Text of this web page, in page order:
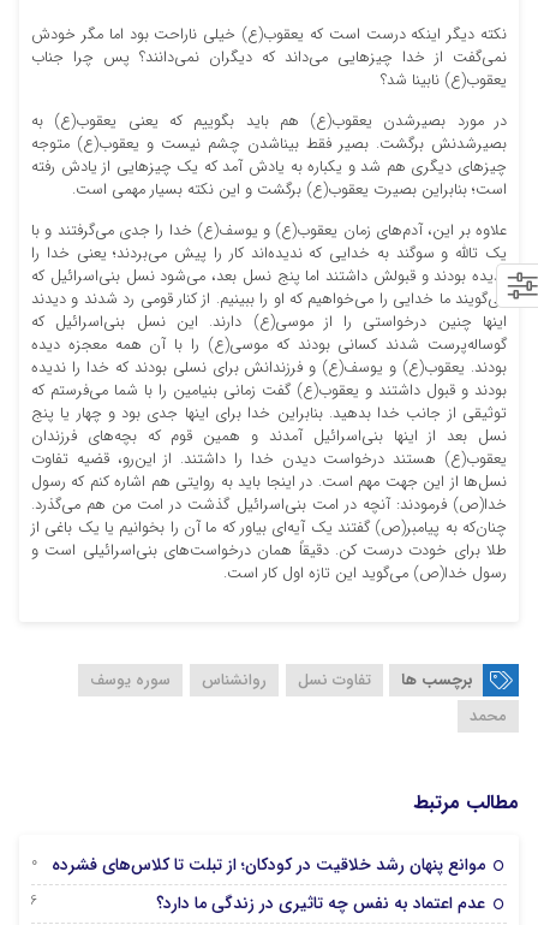
نکته دیگر اینکه درست است که یعقوب(ع) خیلی ناراحت بود اما مگر خودش
نمی‌گفت از خدا چیزهایی می‌داند که دیگران نمی‌دانند؟ پس چرا جناب
یعقوب(ع) نابینا شد؟
در مورد بصیرشدن یعقوب(ع) هم باید بگوییم که یعنی یعقوب(ع) به
بصیرشدنش برگشت. بصیر فقط بیناشدن چشم نیست و یعقوب(ع) متوجه
چیزهای دیگری هم شد و یکباره به یادش آمد که یک چیزهایی از یادش رفته
است؛ بنابراین بصیرت یعقوب(ع) برگشت و این نکته بسیار مهمی است.
علاوه بر این، آدم‌های زمان یعقوب(ع) و یوسف(ع) خدا را جدی می‌گرفتند و با
یک تالله و سوگند به خدایی که ندیده‌اند کار را پیش می‌بردند؛ یعنی خدا را
ندیده بودند و قبولش داشتند اما پنج نسل بعد، می‌شود نسل بنی‌اسرائیل که
می‌گویند ما خدایی را می‌خواهیم که او را ببینیم. از کنار قومی رد شدند و دیدند
اینها چنین درخواستی را از موسی(ع) دارند. این نسل بنی‌اسرائیل که
گوساله‌پرست شدند کسانی بودند که موسی(ع) را با آن همه معجزه دیده
بودند. یعقوب(ع) و یوسف(ع) و فرزندانش برای نسلی بودند که خدا را ندیده
بودند و قبول داشتند و یعقوب(ع) گفت زمانی بنیامین را با شما می‌فرستم که
توثیقی از جانب خدا بدهید. بنابراین خدا برای اینها جدی بود و چهار یا پنج
نسل بعد از اینها بنی‌اسرائیل آمدند و همین قوم که بچه‌های فرزندان
یعقوب(ع) هستند درخواست دیدن خدا را داشتند. از این‌رو، قضیه تفاوت
نسل‌ها از این جهت مهم است. در اینجا باید به روایتی هم اشاره کنم که رسول
خدا(ص) فرمودند: آنچه در امت بنی‌اسرائیل گذشت در امت من هم می‌گذرد.
چنان‌که به پیامبر(ص) گفتند یک آیه‌ای بیاور که ما آن را بخوانیم یا یک باغی از
طلا برای خودت درست کن. دقیقاً همان درخواست‌های بنی‌اسرائیلی است و
رسول خدا(ص) می‌گوید این تازه اول کار است.
برچسب ها تفاوت نسل‌ روانشناس‌
سوره یوسف
محمد
مطالب مرتبط
موانع پنهان رشد خلاقیت در کودکان؛ از تبلت تا کلاس‌های فشرده 30 جولای 2026
عدم اعتماد به نفس چه تاثیری در زندگی ما دارد؟ 26 جولای 2026